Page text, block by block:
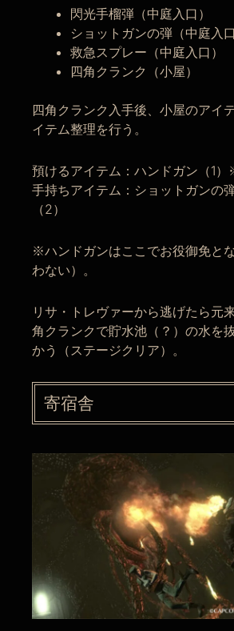
閃光手榴弾（中庭入口）
ショットガンの弾（中庭入口
救急スプレー（中庭入口）
四角クランク（小屋）
四角クランク入手後、小屋のアイ
イテム整理を行う。
預けるアイテム：ハンドガン（1
手持ちアイテム：ショットガンの
（2）
※ハンドガンはここでお役御免と
わない）。
リサ・トレヴァーから逃げたら元
角クランクで貯水池（？）の水を
かう（ステージクリア）。
寄宿舎